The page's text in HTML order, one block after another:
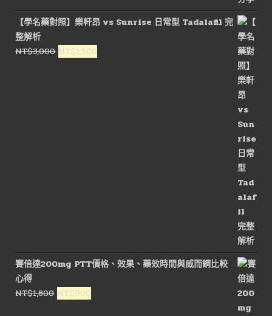
【學名藥對照】樂軒昂 vs Sunrise 日常型 Tadalafil 完
整解析
NT$3,000 原
NT$1,500
賽倍達200mg PTT價格、效果、藥效時間與威而鋼比較
心得
NT$1,800 原
NT$900